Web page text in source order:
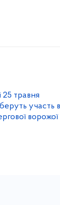
25 травня
участь в